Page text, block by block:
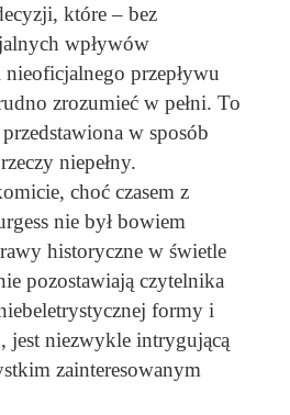
które – bez
wpływów
przepływu
zrozumieć w pełni. To
w sposób
niepełny.
choć czasem z
nie był bowiem
historyczne w świetle
pozostawiają czytelnika
formy i
jest niezwykle intrygującą
zainteresowanym